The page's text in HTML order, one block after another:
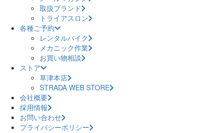
取扱ブランド
トライアスロン
各種ご予約
レンタルバイク
メカニック作業
お買い物相談
ストア
草津本店
STRADA WEB STORE
会社概要
採用情報
お問い合わせ
プライバシーポリシー